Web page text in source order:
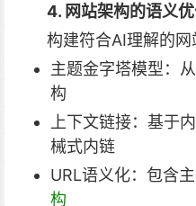
4. 网站架构的语义
构建符合AI理解的网
主题金字塔模型：
构
上下文链接：基于
械式内链
URL语义化：包含
构